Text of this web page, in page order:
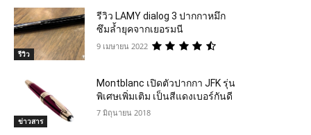
รีวิว
รีวิว LAMY dialog 3 ปากกาหมึก
ซึมล้ำยุคจากเยอรมนี
9 เมษายน 2022
ข่าวสาร
Montblanc เปิดตัวปากกา JFK รุ่น
พิเศษเพิ่มเติม เป็นสีแดงเบอร์กันดี
7 มิถุนายน 2018